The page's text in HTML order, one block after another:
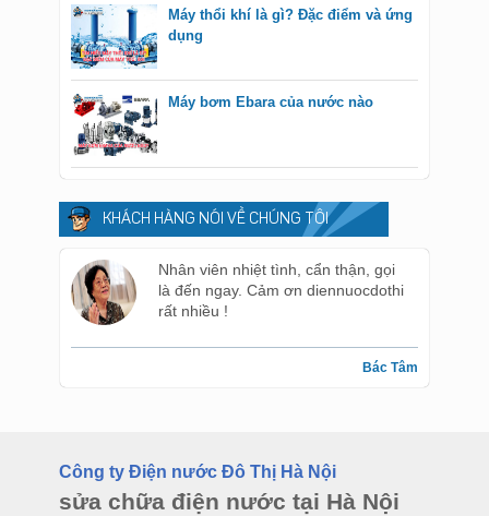
Máy thổi khí là gì? Đặc điểm và ứng
dụng
Máy bơm Ebara của nước nào
KHÁCH HÀNG NÓI VỀ CHÚNG TÔI
Nhân viên nhiệt tình, cẩn thận, gọi
là đến ngay. Cảm ơn diennuocdothi
rất nhiều !
Bác Tâm
Công ty Điện nước Đô Thị Hà Nội
sửa chữa điện nước tại Hà Nội